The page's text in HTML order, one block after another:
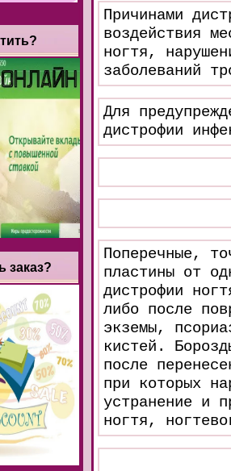
заказ?
Причинами
воздействия
ногтя,
заболеваний
Для
дистрофии
Поперечные,
пластины от
дистрофии
либо после
экземы,
кистей.
после
при которых
устранение и
ногтя,